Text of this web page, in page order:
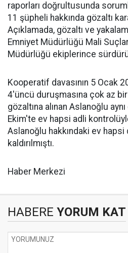
raporları doğrultusunda
11 şüpheli hakkında gözaltı
Açıklamada, gözaltı ve
Emniyet Müdürlüğü Mali
Müdürlüğü ekiplerince
Kooperatif davasının 5 Ocak
4'üncü duruşmasına çok az
gözaltına alınan Aslanoğlu
Ekim'te ev hapsi adli
Aslanoğlu hakkındaki ev
kaldırılmıştı.
Haber Merkezi
HABERE YORUM KAT